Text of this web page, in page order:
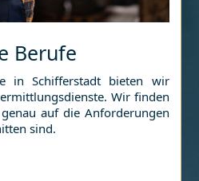
Berufe
inSchifferstadt bieten wir
Wir finden
auf die Anforderungen
sind.